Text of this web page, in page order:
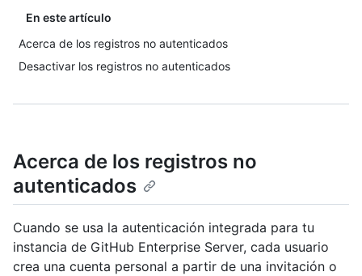
En este artículo
Acerca de los registros no autenticados
Desactivar los registros no autenticados
Acerca de los registros no
autenticados
Cuando se usa la autenticación integrada para tu
instancia de GitHub Enterprise Server, cada usuario
crea una cuenta personal a partir de una invitación o